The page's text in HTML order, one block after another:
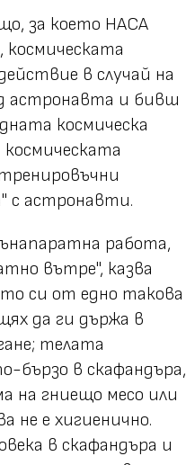
за което НАСА
космическата
в случай на
астронавта и бивш
космическа
с астронавти.
работа,
вътре", казва
си от едно такова
да ги държа в
телата
бързо в скафандъра,
на гниещо месо или
не е хигиенично.
в скафандъра и